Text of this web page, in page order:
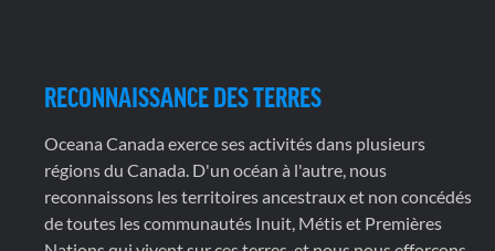
RECONNAISSANCE DES TERRES
Oceana Canada exerce ses activités dans plusieurs
régions du Canada. D'un océan à l'autre, nous
reconnaissons les territoires ancestraux et non concédés
de toutes les communautés Inuit, Métis et Premières